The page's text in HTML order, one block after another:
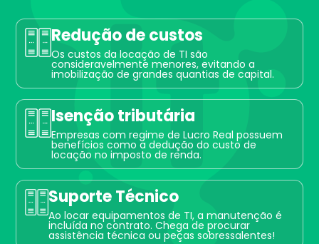
Redução de custos
Os custos da locação de TI são
consideravelmente menores, evitando a
imobilização de grandes quantias de capital.
Isenção tributária
Empresas com regime de Lucro Real possuem
benefícios como a dedução do custo de
locação no imposto de renda.
Suporte Técnico
Ao locar equipamentos de TI, a manutenção é
incluída no contrato. Chega de procurar
assistência técnica ou peças sobressalentes!